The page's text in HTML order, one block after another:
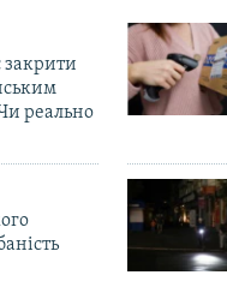
закрити
реально